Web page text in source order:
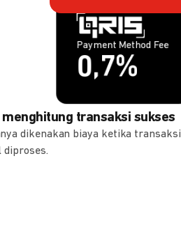
Payment Method Fee
0,7%
Payment Method Fee
1,5%
menghitung transaksi sukses
dikenakan biaya ketika transaksi
diproses.